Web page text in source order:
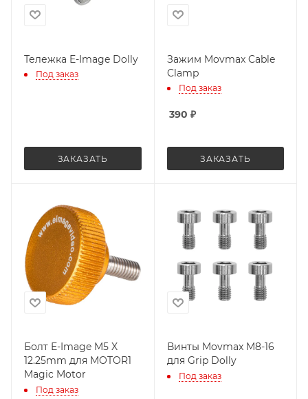
Тележка E-Image Dolly
Под заказ
ЗАКАЗАТЬ
Зажим Movmax Cable
Clamp
Под заказ
390 ₽
ЗАКАЗАТЬ
Болт E-Image M5 X
12.25mm для MOTOR1
Magic Motor
Под заказ
Винты Movmax M8-16
для Grip Dolly
Под заказ